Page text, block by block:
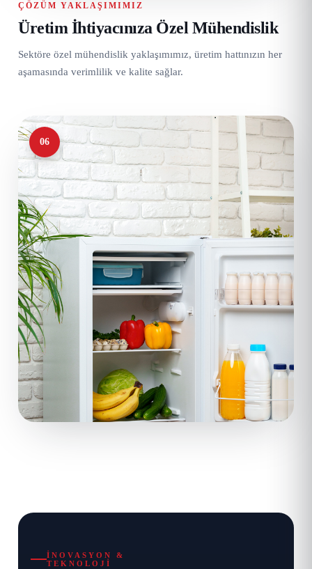
ÇÖZÜM YAKLAŞIMIMIZ
Üretim İhtiyacınıza Özel Mühendislik
Sektöre özel mühendislik yaklaşımımız, üretim hattınızın her
aşamasında verimlilik ve kalite sağlar.
06
İNOVASYON &
TEKNOLOJI